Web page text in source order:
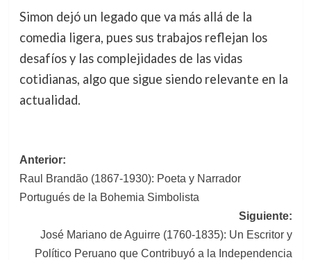
Simon dejó un legado que va más allá de la
comedia ligera, pues sus trabajos reflejan los
desafíos y las complejidades de las vidas
cotidianas, algo que sigue siendo relevante en la
actualidad.
Navegación
de
entradas
Anterior:
Raul Brandão (1867-1930): Poeta y Narrador
Portugués de la Bohemia Simbolista
Siguiente:
José Mariano de Aguirre (1760-1835): Un Escritor y
Político Peruano que Contribuyó a la Independencia